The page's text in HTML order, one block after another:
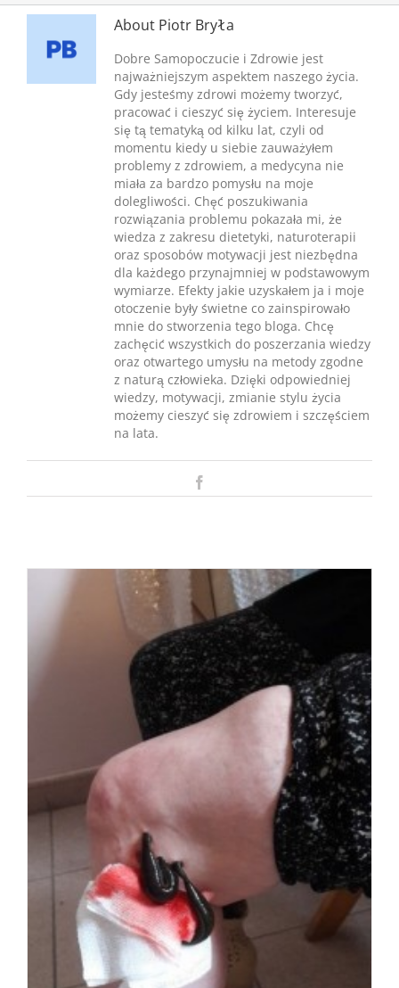
About Piotr Bryła
Dobre Samopoczucie i Zdrowie jest
najważniejszym aspektem naszego życia.
Gdy jesteśmy zdrowi możemy tworzyć,
pracować i cieszyć się życiem. Interesuje
się tą tematyką od kilku lat, czyli od
momentu kiedy u siebie zauważyłem
problemy z zdrowiem, a medycyna nie
miała za bardzo pomysłu na moje
dolegliwości. Chęć poszukiwania
rozwiązania problemu pokazała mi, że
wiedza z zakresu dietetyki, naturoterapii
oraz sposobów motywacji jest niezbędna
dla każdego przynajmniej w podstawowym
wymiarze. Efekty jakie uzyskałem ja i moje
otoczenie były świetne co zainspirowało
mnie do stworzenia tego bloga. Chcę
zachęcić wszystkich do poszerzania wiedzy
oraz otwartego umysłu na metody zgodne
z naturą człowieka. Dzięki odpowiedniej
wiedzy, motywacji, zmianie stylu życia
możemy cieszyć się zdrowiem i szczęściem
na lata.